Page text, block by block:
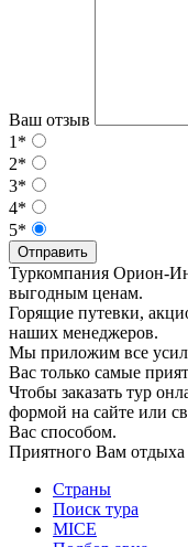
Ваш отзыв
1*
2*
3*
4*
5*
Отправить
Туркомпания Орион-
выгодным ценам.
Горящие путевки,
наших менеджеров.
Мы приложим все
Вас только самые
Чтобы заказать тур
формой на сайте или
Вас способом.
Приятного Вам
Страны
Поиск тура
MICE